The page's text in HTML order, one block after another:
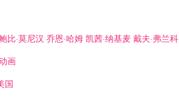
比·莫尼汉 乔恩·哈姆 凯茜·纳基麦 戴夫·弗兰科
画
国